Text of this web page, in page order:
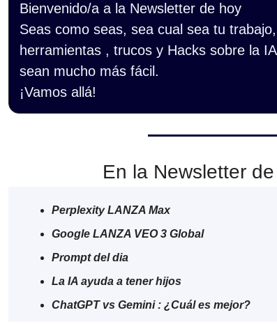
Bienvenido/a a la Newsletter de hoy
Seas como seas, sea cual sea tu
herramientas , trucos y Hacks sobre la
sean mucho más fácil.
¡Vamos allá!
En la Newsletter
Perplexity LANZA Max
Google LANZA VEO 3 Global
Prompt del dia
La IA ayuda a tener hijos
ChatGPT vs Gemini : ¿Cuál es mejor?